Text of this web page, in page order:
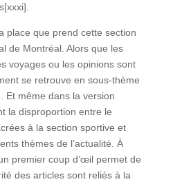
place que prend cette section
de Montréal. Alors que les
voyages ou les opinions sont
se retrouve en sous-thème
Et même dans la version
la disproportion entre le
à la section sportive et
thèmes de l’actualité. À
premier coup d’œil permet de
des articles sont reliés à la